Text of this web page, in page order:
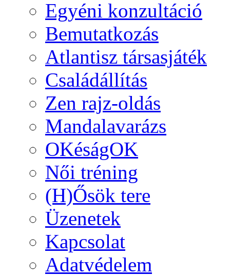
Egyéni konzultáció
Bemutatkozás
Atlantisz társasjáték
Családállítás
Zen rajz-oldás
Mandalavarázs
OKéságOK
Női tréning
(H)Ősök tere
Üzenetek
Kapcsolat
Adatvédelem